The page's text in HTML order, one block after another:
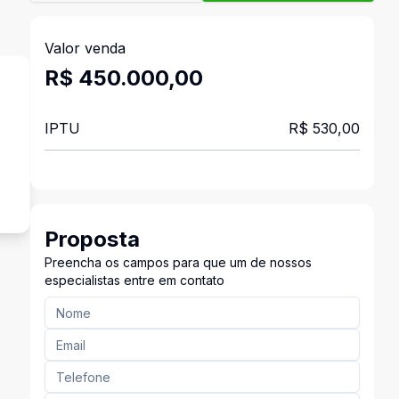
Valor venda
R$ 450.000,00
IPTU R$ 530,00
Proposta
Preencha os campos para que um de nossos
especialistas entre em contato